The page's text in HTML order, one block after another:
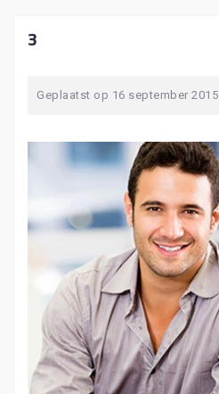
3
Geplaatst op 16 september 2015